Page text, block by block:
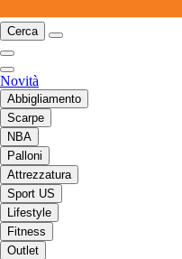
Cerca
Novità
Abbigliamento
Scarpe
NBA
Palloni
Attrezzatura
Sport US
Lifestyle
Fitness
Outlet